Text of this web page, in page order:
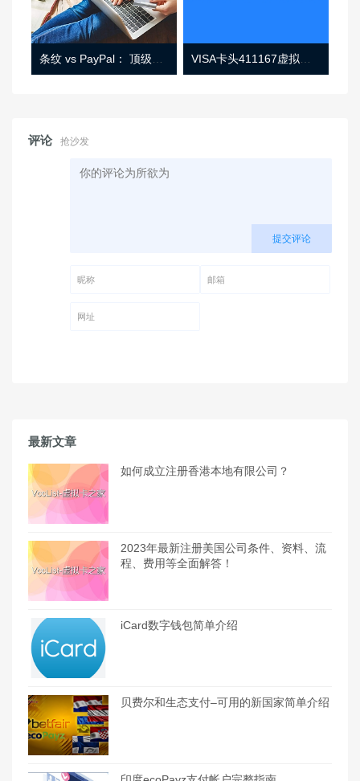
条纹 vs PayPal： 顶级功能， 定价 （和更多！ VISA卡头411167虚拟卡基础信息
评论 抢沙发
提交评论
最新文章
如何成立注册香港本地有限公司？
2023年最新注册美国公司条件、资料、流
程、费用等全面解答！
iCard数字钱包简单介绍
贝费尔和生态支付–可用的新国家简单介绍